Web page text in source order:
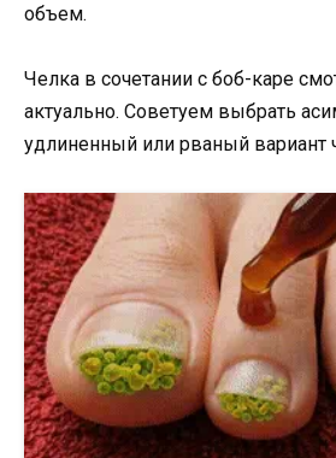
объем.
Челка в сочетании с боб-каре
актуально. Советуем выбрать
удлиненный или рваный вариант